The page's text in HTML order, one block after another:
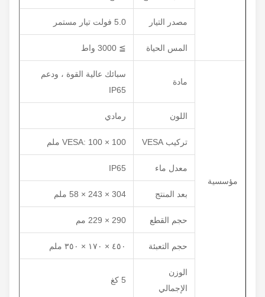
مصدر التيار
المس الحياة
مؤسسية
سبائك عالية القوة ، ودعم
رمادي
تركيب VESA VESA: 100 × 100 ملم
معدل ماء
بعد المنتج
حجم القطع
حجم التعبئة
الإجمالي